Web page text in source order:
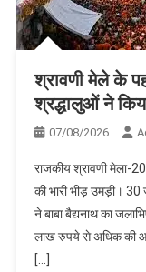
श्रावणी मेले के
श्रद्धालुओं ने
07/08/2026
राजकीय श्रावणी मेला-
की भारी भीड़ उमड़ी।
ने बाबा बैद्यनाथ का
लाख रुपये से अधिक की
[…]